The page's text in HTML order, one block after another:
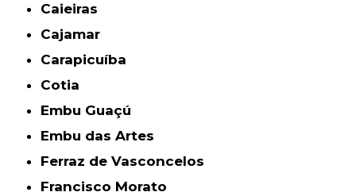
Caieiras
Cajamar
Carapicuíba
Cotia
Embu Guaçú
Embu das Artes
Ferraz de Vasconcelos
Francisco Morato